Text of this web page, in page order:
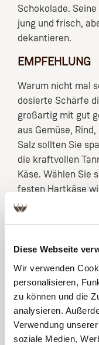
Diese Webseite
Wir verwenden
personalisieren,
zu können und die
analysieren.
Verwendung
soziale Medien,
Schokolade.
jung und frisch,
dekantieren.
EMPFEHLUNG
Warum nicht mal
dosierte Schärfe
großartig mit gut
aus Gemüse,
Salz sollten Sie
die kraftvollen
Käse. Wählen Sie
festen Hartkäse
reifen Emmentaler.
der höher
trockenen,
und große
und Nacht geben
Persönlichkeit.